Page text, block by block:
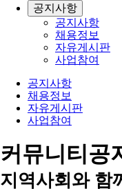
공지사항
공지사항
채용정보
자유게시판
사업참여
공지사항
채용정보
자유게시판
사업참여
커뮤니티공
지역사회와 함